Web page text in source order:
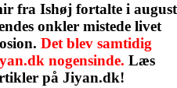
fra Ishøj fortalte i august
onkler mistede livet
Det blev samtidig
nogensinde. Læs
på Jiyan.dk!